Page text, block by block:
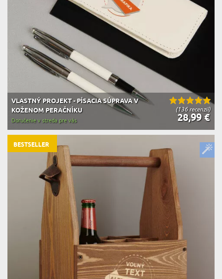
(136 recenzií)
VLASTNÝ PROJEKT - PÍSACIA SÚPRAVA V
KOŽENOM PERAČNÍKU
28,99 €
Doručenie v streda pre vás
BESTSELLER